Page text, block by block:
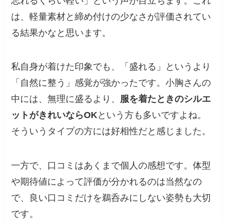
は、軽量素材と締め付けの少なさが評価されてい
る結果かなと思います。
私自身が着けた印象でも、「盛れる」というより
「自然に整う」感覚が強かったです。小胸さんの
中には、無理に盛るより、 服を着たときのシルエ
ットがきれいならOKという方も多いですよね。
そういうタイプの方には好相性だと感じました。
一方で、口コミはあくまで個人の感想です。体型
や期待値によって評価が分かれるのは当然なの
で、良い口コミだけを鵜呑みにしない姿勢も大切
です。